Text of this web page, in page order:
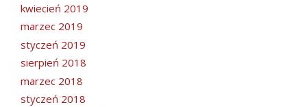
kwiecień 2019
marzec 2019
styczeń 2019
sierpień 2018
marzec 2018
styczeń 2018